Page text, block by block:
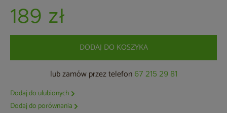
189 zł
DODAJ DO KOSZYKA
lub zamów przez telefon 67 215 29 81
Dodaj do ulubionych
Dodaj do porównania